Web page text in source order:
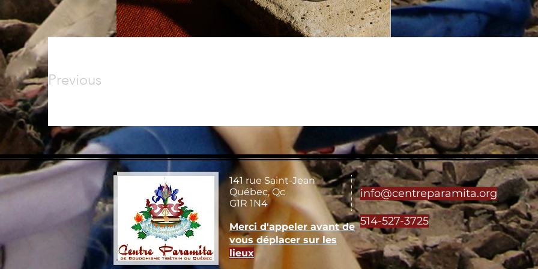
Previous
141 rue Saint-Jean
Québec, Qc
G1R 1N4
Merci d'appeler avant de
vous déplacer sur les
lieux
info@centreparamita.org
514-527-3725